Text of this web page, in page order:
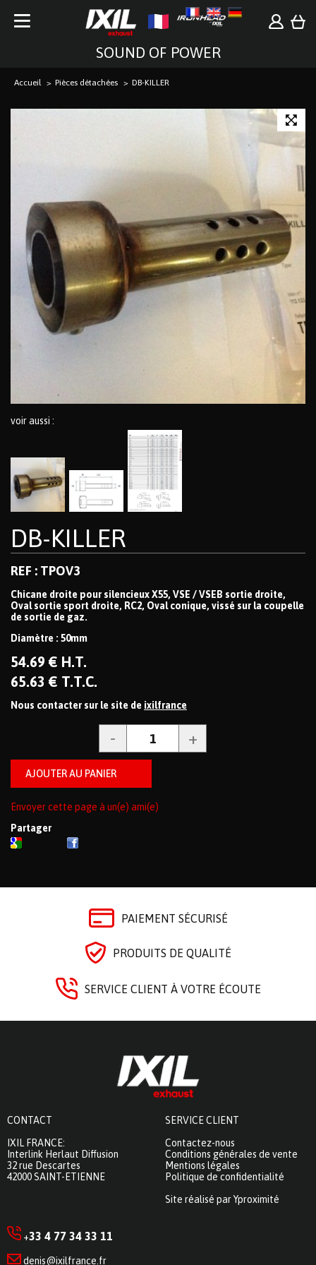
SOUND OF POWER
Accueil Pièces détachées DB-KILLER
voir aussi :
DB-KILLER
REF : TPOV3
Chicane droite pour silencieux X55, VSE / VSEB sortie droite,
Oval sortie sport droite, RC2, Oval conique, vissé sur la coupelle
de sortie de gaz.
Diamètre : 50mm
54.69 € H.T.
65.63 € T.T.C.
Nous contacter sur le site de ixilfrance
Envoyer cette page à un(e) ami(e)
Partager
PAIEMENT SÉCURISÉ
PRODUITS DE QUALITÉ
SERVICE CLIENT À VOTRE ÉCOUTE
CONTACT
IXIL FRANCE:
Interlink Herlaut Diffusion
32 rue Descartes
42000 SAINT-ETIENNE
SERVICE CLIENT
Contactez-nous
Conditions générales de vente
Mentions légales
Politique de confidentialité
Site réalisé par Yproximité
+33 4 77 34 33 11
denis@ixilfrance.fr